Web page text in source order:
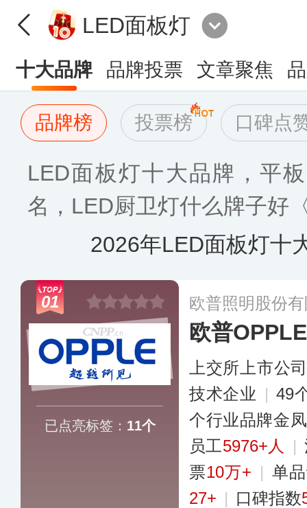
LED面板灯
十大品牌 品牌投票 文章聚焦
品牌榜 投票榜 口碑点
LED面板灯十大品牌，平
名，LED厨卫灯什么牌子好
2026年LED面板灯十
01
已点亮标签： 11个
欧普照明股份
欧普OPPLE
上交所上市公
技术企业 | 49
个行业品牌金
员工5976+人 |
票10万+ | 单
27+ | 口碑指数